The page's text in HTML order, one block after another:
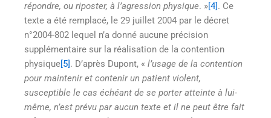
répondre, ou riposter, à l’agression physique. »[4]. Ce
texte a été remplacé, le 29 juillet 2004 par le décret
n°2004-802 lequel n’a donné aucune précision
supplémentaire sur la réalisation de la contention
physique[5]. D’après Dupont, « l’usage de la contention
pour maintenir et contenir un patient violent,
susceptible le cas échéant de se porter atteinte à lui-
même, n’est prévu par aucun texte et il ne peut être fait